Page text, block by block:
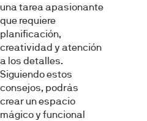
una tarea apasionante
que requiere
planificación,
creatividad y atención
a los detalles.
Siguiendo estos
consejos, podrás
crear un espacio
mágico y funcional